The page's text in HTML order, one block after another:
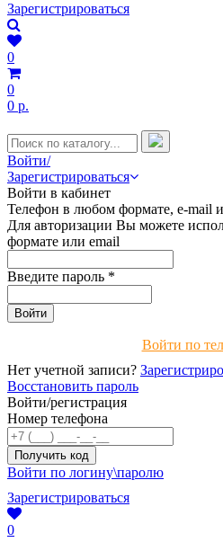
Зарегистрироваться
0
0
0 р.
Войти/
Зарегистрироваться
Войти в кабинет
Телефон в любом формате, e-mail
Для авторизации Вы можете
формате или email
Введите пароль *
Войти по
Нет учетной записи?
Восстановить пароль
Войти/регистрация
Номер телефона
Войти по логину\паролю
Зарегистрироваться
0